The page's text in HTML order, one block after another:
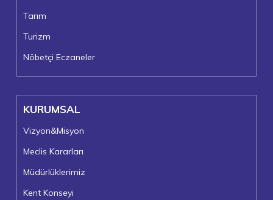
Tarım
Turizm
Nöbetçi Eczaneler
KURUMSAL
Vizyon&Misyon
Meclis Kararları
Müdürlüklerimiz
Kent Konseyi